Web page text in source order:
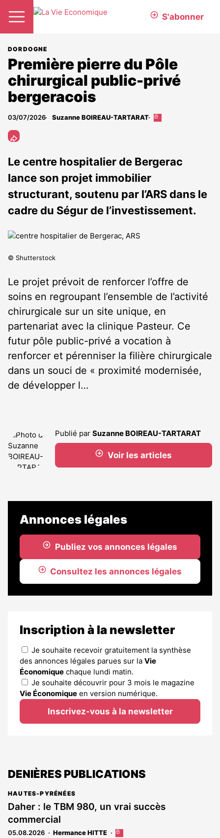
S'abonner
DORDOGNE
Première pierre du Pôle
chirurgical public-privé
bergeracois
03/07/2026 Suzanne BOIREAU-TARTARAT
Cet
abonnés
Le centre hospitalier de Bergerac
lance son projet immobilier
structurant, soutenu par l’ARS dans le
cadre du Ségur de l’investissement.
© Shutterstock
Le projet prévoit de renforcer l’offre de
soins en regroupant l’ensemble de l’activité
chirurgicale sur un site unique, en
partenariat avec la clinique Pasteur. Ce
futur pôle public-privé a vocation à
renforcer et pérenniser la filière chirurgicale
dans un souci de « proximité modernisée,
de développer l…
Publié par Suzanne BOIREAU-TARTARAT
Voir les articles
Annonces légales
Publiez vos annonces légales
Consultez les annonces légales
Inscription à la newsletter
Je souhaite recevoir gratuitement la synthèse
des annonces légales parues sur la Vie
Économique chaque lundi matin.
Je souhaite découvrir pour 3 mois le magazine
Vie Économique en version numérique.
Inscrivez-vous à la newsletter
DENIÈRES PUBLICATIONS
HAUTES-PYRÉNÉES
Daher : le TBM 980, un vrai succès
commercial
05.08.2026 Hermance HITTE
Cet